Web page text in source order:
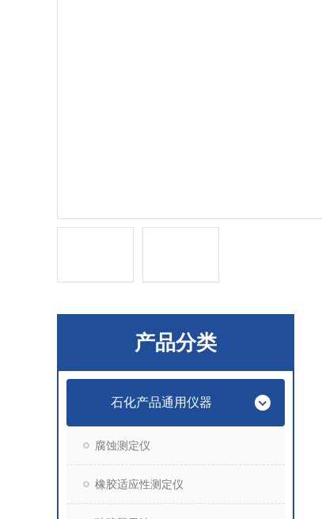
产品分类
石化产品通用仪器
腐蚀测定仪
橡胶适应性测定仪